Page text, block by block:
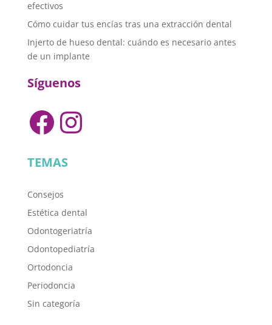
efectivos
Cómo cuidar tus encías tras una extracción dental
Injerto de hueso dental: cuándo es necesario antes
de un implante
Síguenos
Facebook
Instagram
TEMAS
Consejos
Estética dental
Odontogeriatría
Odontopediatría
Ortodoncia
Periodoncia
Sin categoría